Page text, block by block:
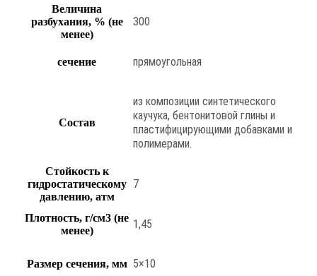
Величина
разбухания, % (не
менее)
300
сечение прямоугольная
Состав
из композиции синтетического
каучука, бентонитовой глины и
пластифицирующими добавками и
полимерами.
Стойкость к
гидростатическому
давлению, атм
7
Плотность, г/см3 (не
менее)
1,45
Размер сечения, мм 5×10